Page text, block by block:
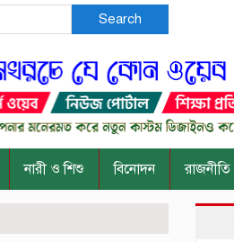
Search
নারী ও শিশু বিনোদন রাজনীতি